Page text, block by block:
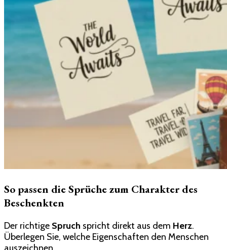
So passen die Sprüche zum Charakter des
Beschenkten
Der richtige Spruch spricht direkt aus dem Herz.
Überlegen Sie, welche Eigenschaften den Menschen